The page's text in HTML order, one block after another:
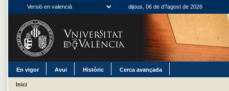
dijous, 06 de d?agost de 2026
En vigor Avui Històric Cerca avançada
Inici